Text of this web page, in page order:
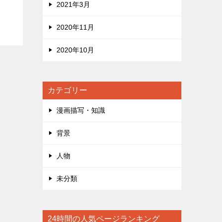
2021年3月
2020年11月
2020年10月
カテゴリー
漫画描写・知識
背景
人物
未分類
24時間の人気ページランキング